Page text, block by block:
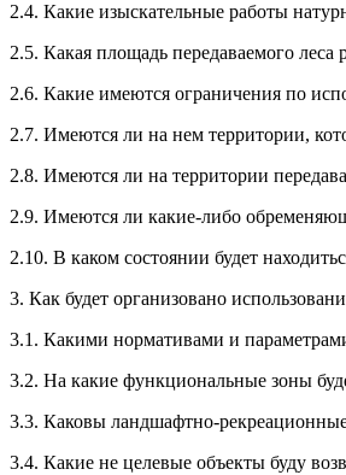
2.4. Какие изыскательные работы
2.5. Какая площадь передаваемого леса
2.6. Какие имеются ограничения по
2.7. Имеются ли на нем территории,
2.8. Имеются ли на территории
2.9. Имеются ли какие-либо
2.10. В каком состоянии будет
3. Как будет организовано
3.1. Какими нормативами и
3.2. На какие функциональные зоны
3.3. Каковы ландшафтно-рекреационные
3.4. Какие не целевые объекты буду